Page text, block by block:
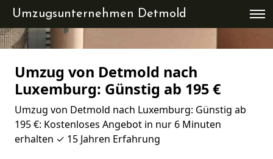
Umzugsunternehmen Detmold
Umzug von Detmold nach
Luxemburg: Günstig ab 195 €
Umzug von Detmold nach Luxemburg: Günstig ab
195 €: Kostenloses Angebot in nur 6 Minuten
erhalten ✓ 15 Jahren Erfahrung